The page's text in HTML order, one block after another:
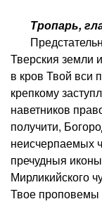
Тропарь,
Тверския земли
в кров Твой вси
крепкому
наветников
получити,
неисчерпаемых
пречудныя
Мирликийского
Твое